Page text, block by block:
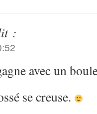
:
avec un
se creuse.